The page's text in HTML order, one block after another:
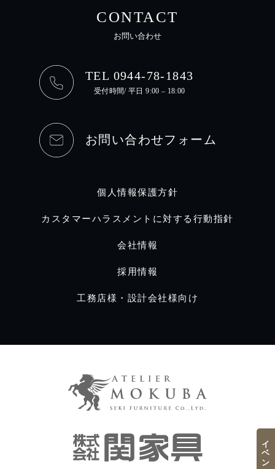
CONTACT
お問い合わせ
TEL 0944-78-1843
受付時間/ 平日 9:00 – 18:00
お問い合わせフォーム
個人情報保護方針
カスタマーハラスメントに対する行動指針
会社情報
採用情報
工務店様・設計会社様向け